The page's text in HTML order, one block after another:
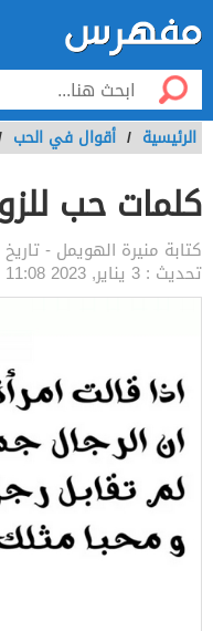
الرئيسية / أقوال في الحب
كلمات حب
كتابة منيرة الهويمل - تاريخ
تحديث : 3 يناير, 2023 11:08